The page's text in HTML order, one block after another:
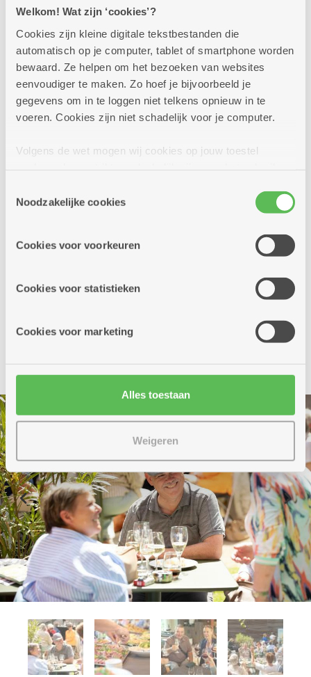
Welkom! Wat zijn ‘cookies’?
Cookies zijn kleine digitale tekstbestanden die
automatisch op je computer, tablet of smartphone worden
bewaard. Ze helpen om het bezoeken van websites
eenvoudiger te maken. Zo hoef je bijvoorbeeld je
gegevens om in te loggen niet telkens opnieuw in te
voeren. Cookies zijn niet schadelijk voor je computer.
Volgens de wet mogen wij cookies op jouw toestel
cookies hebben we jouw toestemming nodig. Sommige
cookies worden geplaatst door derde partijen die een
informatie over jouw (geanonimiseerd) gebruik van onze
partners kunnen deze gegevens combineren met andere
Noodzakelijke cookies
Cookies voor voorkeuren
Cookies voor statistieken
Cookies voor marketing
Alles toestaan
Weigeren
Bezoekers konden de sfeer op
het binnenplein opsnuiven vanuit een
heuse standstoel. Voor het jonge volkje was
er suikerspin.
In totaal kwamen er meer dan 250
bezoekers langs tijdens dit openingsfeest.
Meer dan 70 geïnteresseerden kregen
Previous Next